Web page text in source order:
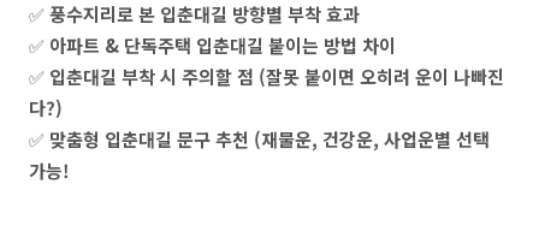
✅풍수지리로 본 입춘대길 방향별 부착 효과
✅ 아파트 & 단독주택 입춘대길 붙이는 방법 차이
✅ 입춘대길 부착 시 주의할 점 (잘못 붙이면 오히려 운이 나빠진
다?)
✅ 맞춤형 입춘대길 문구 추천 (재물운, 건강운, 사업운별 선택
가능!